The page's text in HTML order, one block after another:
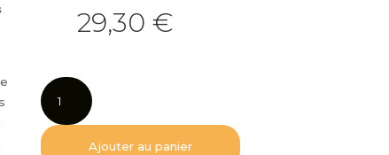
29,30 €
quantité
de
Coffret
Ajouter au panier